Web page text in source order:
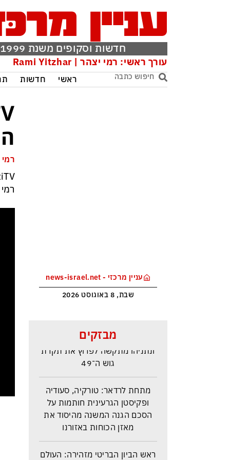
חדשות וסקופים משנת 1999
עורך ראשי: רמי יצהר | Rami Yitzhar
ראשי חדשות
עניין מרכזי - news-israel.net
שבת, 8 באוגוסט 2026
מבזקים
איזנקוט מתבסס במקום הראשון –
גוש ה־49
מתחת לרדאר: טורקיה, סעודיה
ופקיסטן הגרעינית חותמות על
הסכם הגנה המשנה מהיסוד את
מאזן הכוחות באזורנו
ראש הביון הבריטי מזהירה: העולם